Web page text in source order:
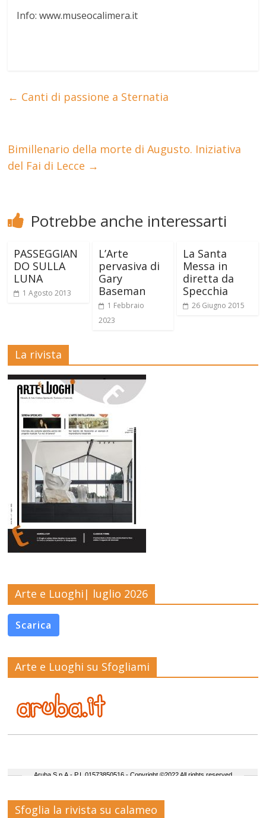
Info: www.museocalimera.it
← Canti di passione a Sternatia
Bimillenario della morte di Augusto. Iniziativa
del Fai di Lecce →
Potrebbe anche interessarti
PASSEGGIAN
DO SULLA
LUNA
1 Agosto 2013
L’Arte
pervasiva di
Gary
Baseman
1 Febbraio
2023
La Santa
Messa in
diretta da
Specchia
26 Giugno 2015
La rivista
Arte e Luoghi| luglio 2026
Scarica
Arte e Luoghi su Sfogliami
Sfoglia la rivista su calameo